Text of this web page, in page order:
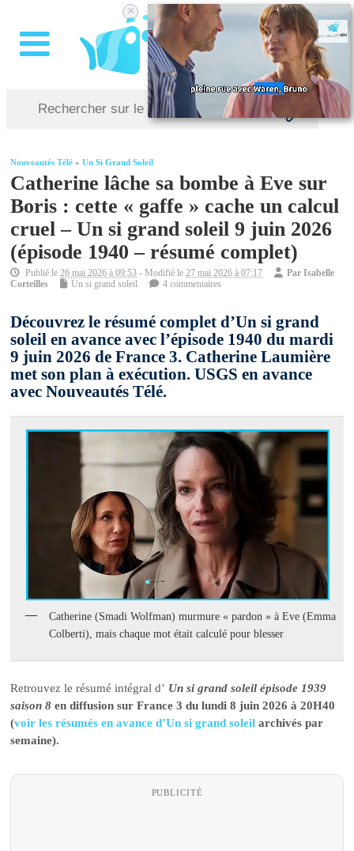
Nouveautés Télé »Un Si Grand Soleil
Catherine lâche sa bombe à Eve sur
Boris : cette « gaffe » cache un calcul
cruel – Un si grand soleil 9 juin 2026
(épisode 1940 – résumé complet)
Publié le26 mai 2026 à 09:53 - Modifié le27 mai 2026 à 07:17 ParIsabelle
Corteilles
Un si grand soleil 4 commentaires
Découvrez le résumé complet d’Un si grand
soleil en avance avec l’épisode 1940 du mardi
9 juin 2026 de France 3. Catherine Laumière
met son plan à exécution. USGS en avance
avec Nouveautés Télé.
Catherine (Smadi Wolfman) murmure « pardon » à Eve (Emma
Colberti), mais chaque mot était calculé pour blesser
Retrouvez le résumé intégral d’ Un si grand soleil épisode 1939
saison 8 en diffusion sur France 3 du lundi 8 juin 2026 à 20H40
(voir les résumés en avance d’Un si grand soleil archivés par
semaine).
PUBLICITÉ
×